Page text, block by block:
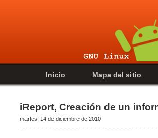
Inicio Mapa del sitio
iReport, Creación de un
martes, 14 de diciembre de 2010